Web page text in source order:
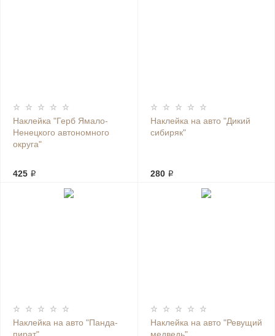
Наклейка "Герб Ямало-
Ненецкого автономного
округа"
425 ₽
Наклейка на авто "Дикий
сибиряк"
280 ₽
Наклейка на авто "Панда-
Наклейка на авто "Ревущий